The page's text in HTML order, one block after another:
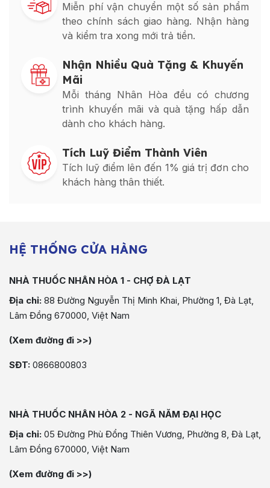
Miễn phí vận chuyển một số sản phẩm
theo chính sách giao hàng. Nhận hàng
và kiểm tra xong mới trả tiền.
Nhận Nhiều Quà Tặng & Khuyến
Mãi
Mỗi tháng Nhân Hòa đều có chương
trình khuyến mãi và quà tặng hấp dẫn
dành cho khách hàng.
Tích Luỹ Điểm Thành Viên
Tích luỹ điểm lên đến 1% giá trị đơn cho
khách hàng thân thiết.
HỆ THỐNG CỬA HÀNG
NHÀ THUỐC NHÂN HÒA 1 - CHỢ ĐÀ LẠT
Địa chỉ: 88 Đường Nguyễn Thị Minh Khai, Phường 1, Đà Lạt,
Lâm Đồng 670000, Việt Nam
(Xem đường đi >>)
SĐT: 0866800803
NHÀ THUỐC NHÂN HÒA 2 - NGÃ NĂM ĐẠI HỌC
Địa chỉ: 05 Đường Phù Đổng Thiên Vương, Phường 8, Đà Lạt,
Lâm Đồng 670000, Việt Nam
(Xem đường đi >>)